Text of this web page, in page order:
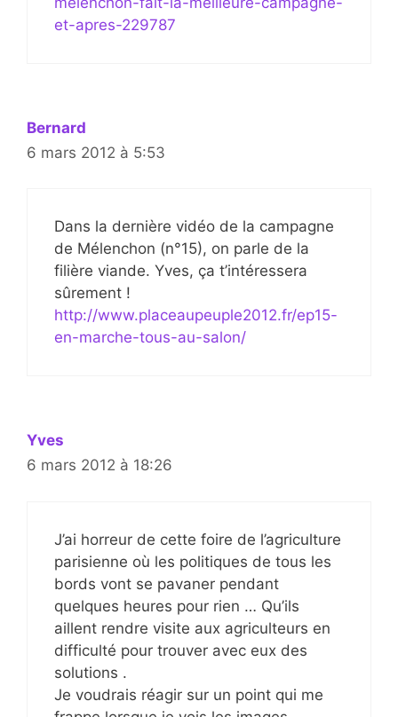
et-apres-229787
Bernard
6 mars 2012 à 5:53
Dans la dernière vidéo de la campagne
de Mélenchon (n°15), on parle de la
filière viande. Yves, ça t’intéressera
sûrement !
http://www.placeaupeuple2012.fr/ep15-
en-marche-tous-au-salon/
Yves
6 mars 2012 à 18:26
J’ai horreur de cette foire de l’agriculture
parisienne où les politiques de tous les
bords vont se pavaner pendant
quelques heures pour rien … Qu’ils
aillent rendre visite aux agriculteurs en
difficulté pour trouver avec eux des
solutions .
Je voudrais réagir sur un point qui me